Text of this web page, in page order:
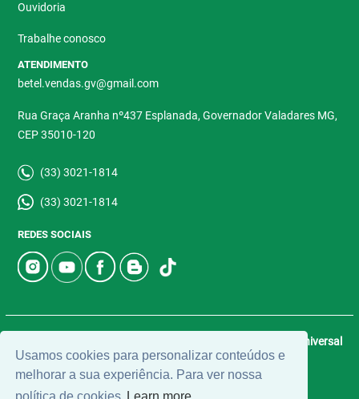
Usamos cookies para personalizar conteúdos e
melhorar a sua experiência. Para ver nossa
Ouvidoria
Trabalhe conosco
ATENDIMENTO
betel.vendas.gv@gmail.com
Rua Graça Aranha nº437 Esplanada, Governador Valadares MG,
CEP 35010-120
(33) 3021-1814
(33) 3021-1814
REDES SOCIAIS
Universal
Software.